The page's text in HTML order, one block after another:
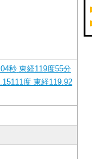
秒 東経119度55分
度 東経119.92